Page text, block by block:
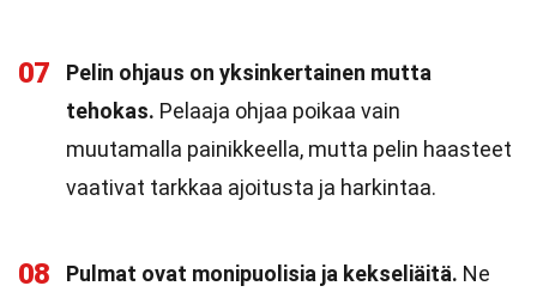
07
Pelin ohjaus on yksinkertainen mutta
tehokas. Pelaaja ohjaa poikaa vain
muutamalla painikkeella, mutta pelin haasteet
vaativat tarkkaa ajoitusta ja harkintaa.
08 Pulmat ovat monipuolisia ja kekseliäitä. Ne